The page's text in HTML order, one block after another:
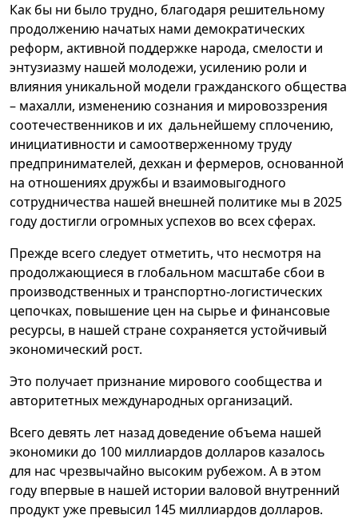
Как бы ни было трудно, благодаря решительному
продолжению начатых нами демократических
реформ, активной поддержке народа, смелости и
энтузиазму нашей молодежи, усилению роли и
влияния уникальной модели гражданского общества
– махалли, изменению сознания и мировоззрения
соотечественников и их дальнейшему сплочению,
инициативности и самоотверженному труду
предпринимателей, дехкан и фермеров, основанной
на отношениях дружбы и взаимовыгодного
сотрудничества нашей внешней политике мы в 2025
году достигли огромных успехов во всех сферах.
Прежде всего следует отметить, что несмотря на
продолжающиеся в глобальном масштабе сбои в
производственных и транспортно-логистических
цепочках, повышение цен на сырье и финансовые
ресурсы, в нашей стране сохраняется устойчивый
экономический рост.
Это получает признание мирового сообщества и
авторитетных международных организаций.
Всего девять лет назад доведение объема нашей
экономики до 100 миллиардов долларов казалось
для нас чрезвычайно высоким рубежом. А в этом
году впервые в нашей истории валовой внутренний
продукт уже превысил 145 миллиардов долларов.